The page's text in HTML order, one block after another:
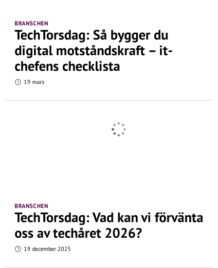
BRANSCHEN
TechTorsdag: Så bygger du
digital motståndskraft – it-
chefens checklista
19 mars
BRANSCHEN
TechTorsdag: Vad kan vi förvänta
oss av techåret 2026?
19 december 2025